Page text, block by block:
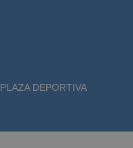
PLAZA DEPORTIVA